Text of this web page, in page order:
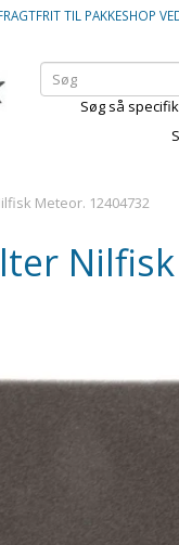
TIL PAKKESHOP
Søg så
Meteor. 12404732